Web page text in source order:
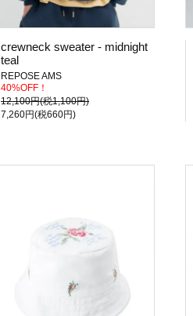
crewneck sweater - midnight
teal
REPOSE AMS
40%OFF！
12,100円(税1,100円)
7,260円(税660円)